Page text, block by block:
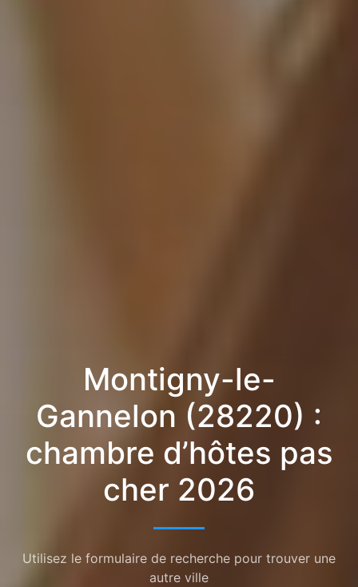
Montigny-le-
Gannelon (28220) :
chambre d’hôtes pas
cher 2026
Utilisez le formulaire de recherche pour trouver une
autre ville